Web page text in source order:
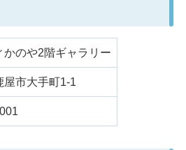
かのや2階ギャラリー
屋市大手町1-1